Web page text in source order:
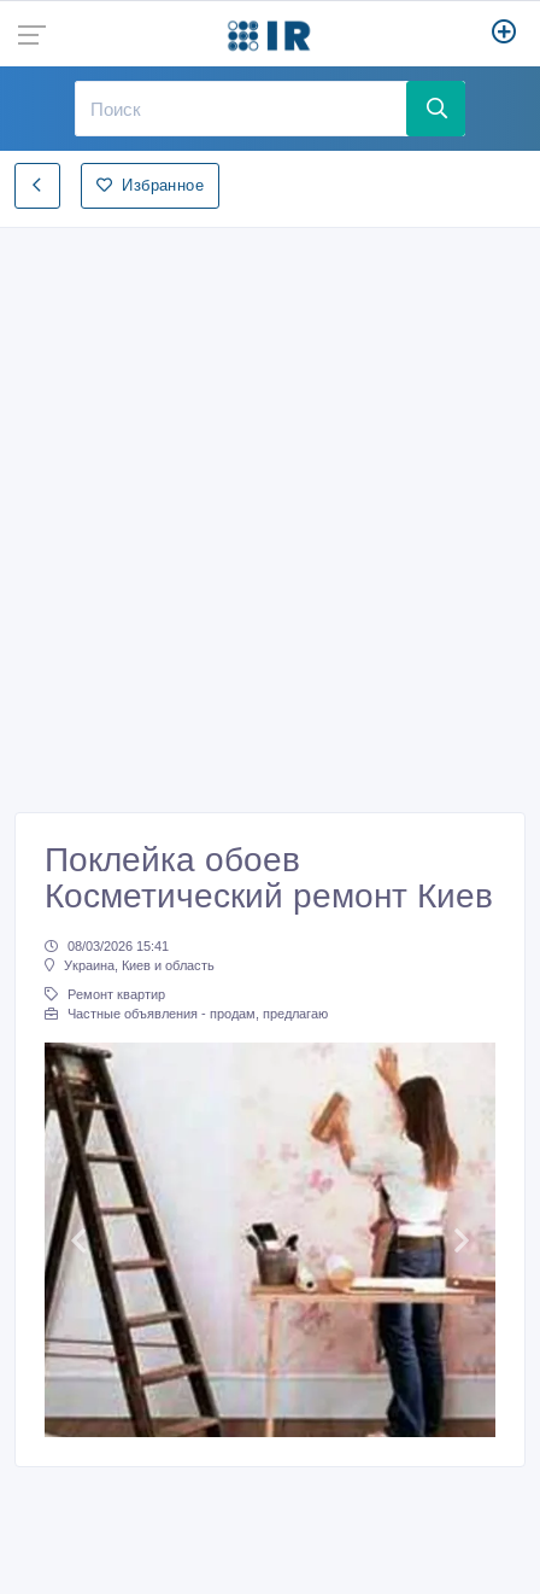
Избранное
Поклейка обоев
Косметический ремонт Киев
08/03/2026 15:41
Украина, Киев и область
Ремонт квартир
Частные объявления - продам, предлагаю